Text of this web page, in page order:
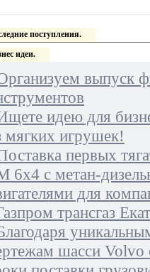
поступления.
идеи.
выпуск
идею для
мягких игрушек!
первых
6х4 с метан-
для
трансгаз
шасси Volvo